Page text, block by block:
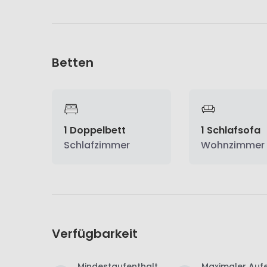
Betten
1 Doppelbett
Schlafzimmer
1 Schlafsofa
Wohnzimmer
Verfügbarkeit